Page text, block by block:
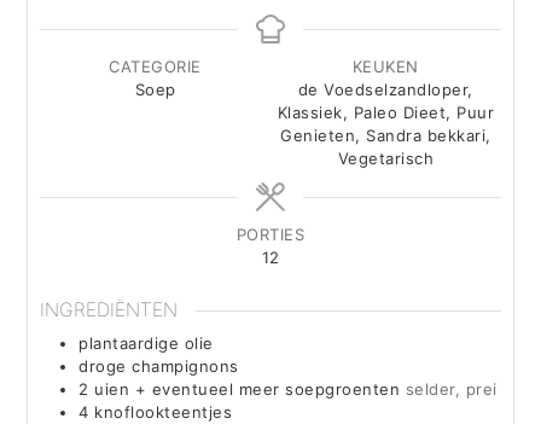
CATEGORIE
Soep
KEUKEN
de Voedselzandloper,
Klassiek, Paleo Dieet, Puur
Genieten, Sandra bekkari,
Vegetarisch
PORTIES
12
INGREDIËNTEN
plantaardige olie
droge champignons
2 uien + eventueel meer soepgroenten selder, prei
4 knoflookteentjes